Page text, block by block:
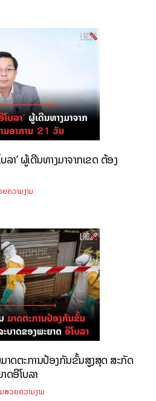
ລາ’ ຜູ້ເດີນທາງມາຈາກເຂດ ຕ້ອງ
ຄວາມງາມ
ດຕະການປ້ອງກັນຂັ້ນສູງສຸດ ສະກັດ
ດອີໂບລາ
ສວຍຄວາມງາມ